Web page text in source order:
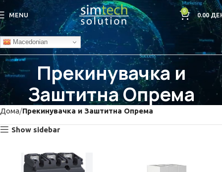
MENU
0
0.00
Macedonian
Прекинувачкa и
Заштитна Опрема
Дома Прекинувачкa и Заштитна Опрема
Show sidebar